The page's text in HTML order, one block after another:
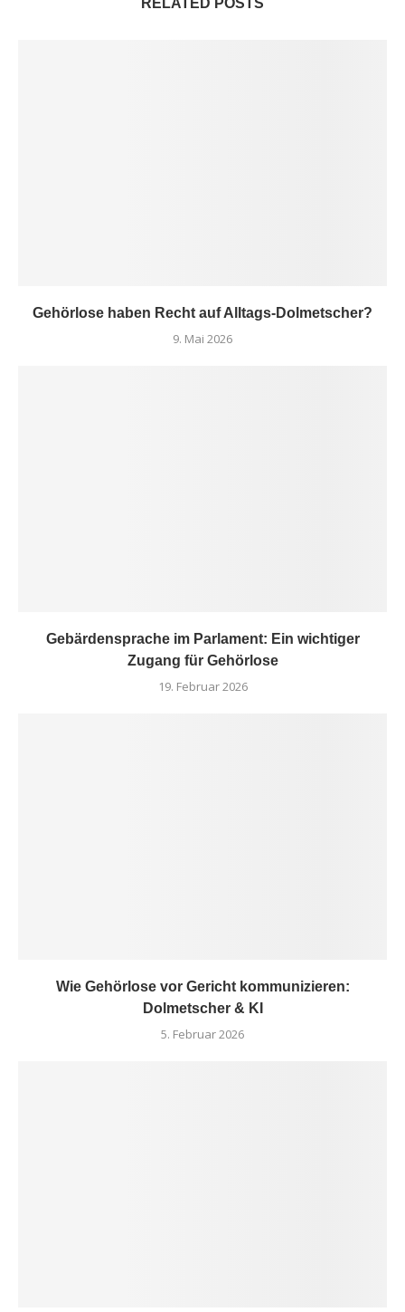
Gehörlose haben Recht auf Alltags-Dolmetscher?
9. Mai 2026
Gebärdensprache im Parlament: Ein wichtiger
Zugang für Gehörlose
19. Februar 2026
Wie Gehörlose vor Gericht kommunizieren:
Dolmetscher & KI
5. Februar 2026